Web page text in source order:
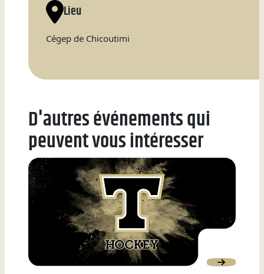
Natation
Badminton
Flag
Football
Lieu
Cégep de Chicoutimi
D'autres événements qui
peuvent vous intéresser